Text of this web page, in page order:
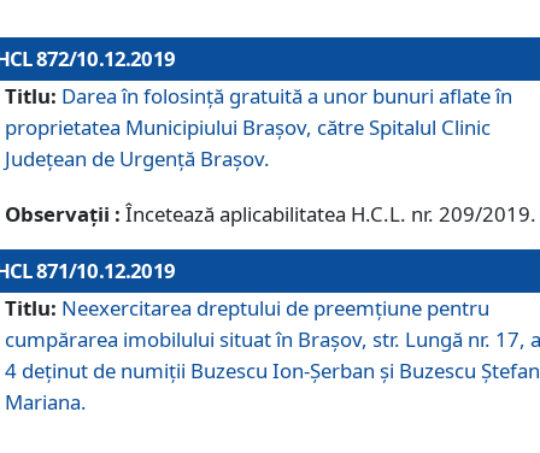
872/10.12.2019
Titlu: Darea în folosinţă gratuită a unor bunuri aflate în
proprietatea Municipiului Braşov, către Spitalul Clinic
Judeţean de Urgenţă Braşov.
Observații : Încetează aplicabilitatea H.C.L. nr. 209/2019.
871/10.12.2019
Titlu: Neexercitarea dreptului de preemţiune pentru
cumpărarea imobilului situat în Braşov, str. Lungă nr. 17,
4 deţinut de numiţii Buzescu Ion-Şerban și Buzescu
Mariana.